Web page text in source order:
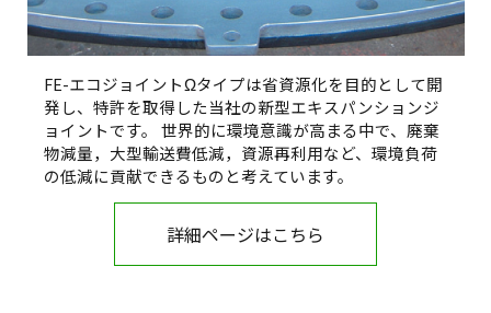
FE-エコジョイントΩタイプは省資源化を目的として開
発し、特許を取得した当社の新型エキスパンションジ
ョイントです。 世界的に環境意識が高まる中で、廃棄
物減量，大型輸送費低減，資源再利用など、環境負荷
の低減に貢献できるものと考えています。
詳細ページはこちら